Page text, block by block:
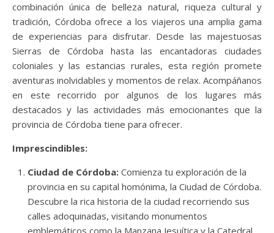
combinación única de belleza natural, riqueza cultural y
tradición, Córdoba ofrece a los viajeros una amplia gama
de experiencias para disfrutar. Desde las majestuosas
Sierras de Córdoba hasta las encantadoras ciudades
coloniales y las estancias rurales, esta región promete
aventuras inolvidables y momentos de relax. Acompáñanos
en este recorrido por algunos de los lugares más
destacados y las actividades más emocionantes que la
provincia de Córdoba tiene para ofrecer.
Imprescindibles:
Ciudad de Córdoba: Comienza tu exploración de la
provincia en su capital homónima, la Ciudad de Córdoba.
Descubre la rica historia de la ciudad recorriendo sus
calles adoquinadas, visitando monumentos
emblemáticos como la Manzana Jesuítica y la Catedral,